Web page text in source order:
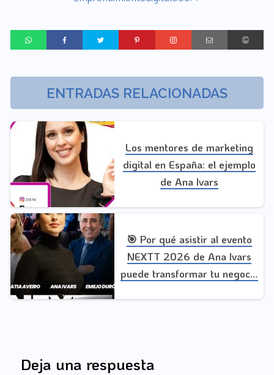
ENTRADAS RELACIONADAS
Los mentores de marketing
digital en España: el ejemplo
de Ana Ivars
🎯 Por qué asistir al evento
NEXTT 2026 de Ana Ivars
puede transformar tu negocio
Deja una respuesta